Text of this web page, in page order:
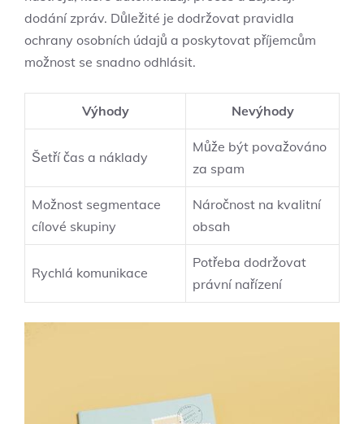
dodání zpráv. Důležité je dodržovat pravidla
ochrany osobních údajů a poskytovat příjemcům
možnost se snadno odhlásit.
Výhody Nevýhody
Šetří čas a náklady
Může být považováno
za spam
Možnost segmentace
cílové skupiny
Náročnost na kvalitní
obsah
Rychlá komunikace
Potřeba dodržovat
právní nařízení